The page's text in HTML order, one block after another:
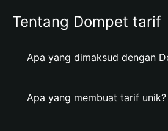
Tentang Dompet tarif
Apa yang dimaksud dengan
Apa yang membuat tarif unik?